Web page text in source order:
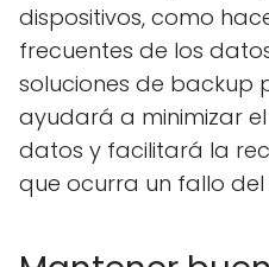
dispositivos, como
frecuentes de los
soluciones de backup
ayudará a minimizar
datos y facilitará la
que ocurra un fallo del